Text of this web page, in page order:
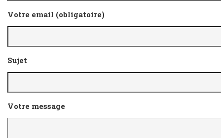
Votre email (obligatoire)
Sujet
Votre message